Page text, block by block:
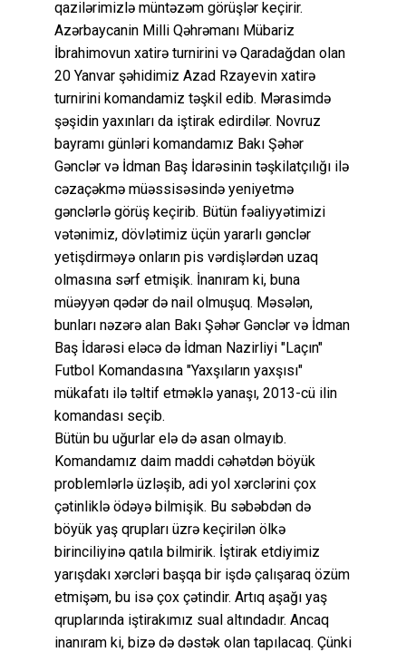
qazilərimizlə müntəzəm görüşlər keçirir.
Azərbaycanin Milli Qəhrəmanı Mübariz
İbrahimovun xatirə turnirini və Qaradağdan olan
20 Yanvar şəhidimiz Azad Rzayevin xatirə
turnirini komandamiz təşkil edib. Mərasimdə
şəşidin yaxınları da iştirak edirdilər. Novruz
bayramı günləri komandamız Bakı Şəhər
Gənclər və İdman Baş İdarəsinin təşkilatçılığı ilə
cəzaçəkmə müəssisəsində yeniyetmə
gənclərlə görüş keçirib. Bütün fəaliyyətimizi
vətənimiz, dövlətimiz üçün yararlı gənclər
yetişdirməyə onların pis vərdişlərdən uzaq
olmasına sərf etmişik. İnanıram ki, buna
müəyyən qədər də nail olmuşuq. Məsələn,
bunları nəzərə alan Bakı Şəhər Gənclər və İdman
Baş İdarəsi eləcə də İdman Nazirliyi "Laçın"
Futbol Komandasına "Yaxşıların yaxşısı"
mükafatı ilə təltif etməklə yanaşı, 2013-cü ilin
komandası seçib.
Bütün bu uğurlar elə də asan olmayıb.
Komandamız daim maddi cəhətdən böyük
problemlərlə üzləşib, adi yol xərclərini çox
çətinliklə ödəyə bilmişik. Bu səbəbdən də
böyük yaş qrupları üzrə keçirilən ölkə
birinciliyinə qatıla bilmirik. İştirak etdiyimiz
yarışdakı xərcləri başqa bir işdə çalışaraq özüm
etmişəm, bu isə çox çətindir. Artıq aşağı yaş
qruplarında iştirakımız sual altındadır. Ancaq
inanıram ki, bizə də dəstək olan tapılacaq. Çünki